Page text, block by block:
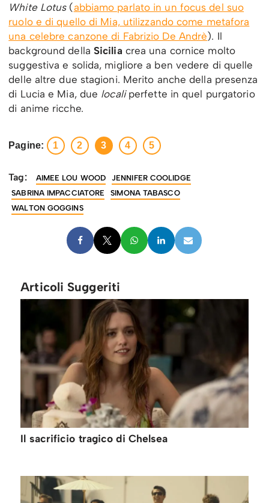
White Lotus(abbiamo parlato in un focus del suo
ruolo e di quello di Mia, utilizzando come metafora
una celebre canzone di Fabrizio De Andrè). Il
background della Sicilia crea una cornice molto
suggestiva e solida, migliore a ben vedere di quelle
delle altre due stagioni. Merito anche della presenza
di Lucia e Mia, due locali perfette in quel purgatorio
di anime ricche.
Pagine: 1 2 3 4 5
Tag: AIMEE LOU WOOD
JENNIFER COOLIDGE
SABRINA IMPACCIATORE
SIMONA TABASCO
WALTON GOGGINS
Articoli Suggeriti
Il sacrificio tragico di Chelsea